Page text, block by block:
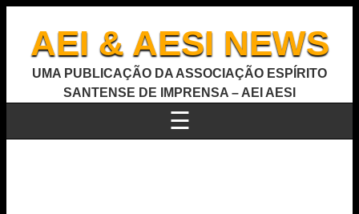
AEI & AESI NEWS
UMA PUBLICAÇÃO DA ASSOCIAÇÃO ESPÍRITO
SANTENSE DE IMPRENSA – AEI AESI
☰